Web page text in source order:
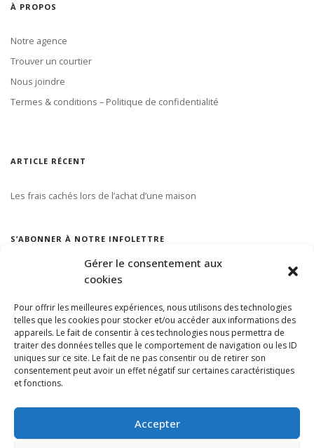
Gérer le consentement aux
cookies
Pour offrir les meilleures expériences, nous utilisons des technologies
telles que les cookies pour stocker et/ou accéder aux informations des
appareils. Le fait de consentir à ces technologies nous permettra de
traiter des données telles que le comportement de navigation ou les ID
uniques sur ce site. Le fait de ne pas consentir ou de retirer son
consentement peut avoir un effet négatif sur certaines caractéristiques
et fonctions.
Accepter
À PROPOS
Notre agence
Trouver un courtier
Nous joindre
Termes & conditions – Politique de confidentialité
ARTICLE RÉCENT
Les frais cachés lors de l’achat d’une maison
S’ABONNER À NOTRE INFOLETTRE